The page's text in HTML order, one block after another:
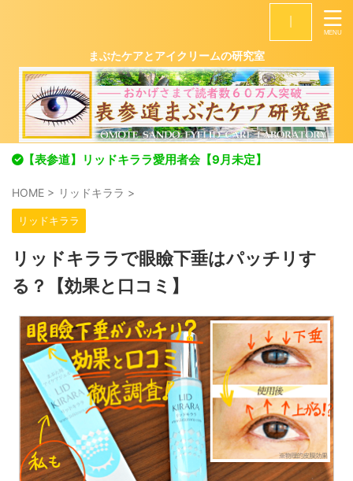
まぶたケアとアイクリームの研究室
【表参道】リッドキララ愛用者会【9月未定】
HOME > リッドキララ >
リッドキララ
リッドキララで眼瞼下垂はパッチリす
る？【効果と口コミ】